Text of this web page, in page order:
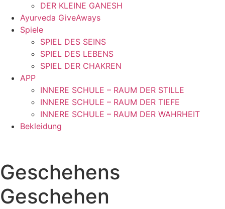
DER KLEINE GANESH
Ayurveda GiveAways
Spiele
SPIEL DES SEINS
SPIEL DES LEBENS
SPIEL DER CHAKREN
APP
INNERE SCHULE – RAUM DER STILLE
INNERE SCHULE – RAUM DER TIEFE
INNERE SCHULE – RAUM DER WAHRHEIT
Bekleidung
Geschehens
Geschehen